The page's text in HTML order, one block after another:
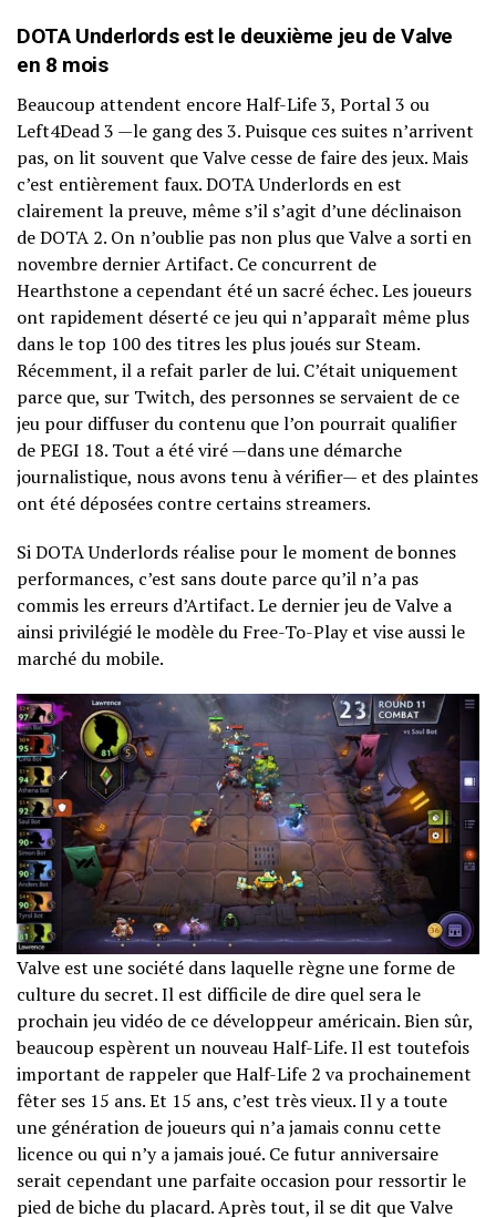
DOTA Underlords est le deuxième jeu de Valve
en 8 mois
Beaucoup attendent encore Half-Life 3, Portal 3 ou
Left4Dead 3 —le gang des 3. Puisque ces suites n’arrivent
pas, on lit souvent que Valve cesse de faire des jeux. Mais
c’est entièrement faux. DOTA Underlords en est
clairement la preuve, même s’il s’agit d’une déclinaison
de DOTA 2. On n’oublie pas non plus que Valve a sorti en
novembre dernier Artifact. Ce concurrent de
Hearthstone a cependant été un sacré échec. Les joueurs
ont rapidement déserté ce jeu qui n’apparaît même plus
dans le top 100 des titres les plus joués sur Steam.
Récemment, il a refait parler de lui. C’était uniquement
parce que, sur Twitch, des personnes se servaient de ce
jeu pour diffuser du contenu que l’on pourrait qualifier
de PEGI 18. Tout a été viré —dans une démarche
journalistique, nous avons tenu à vérifier— et des plaintes
ont été déposées contre certains streamers.
Si DOTA Underlords réalise pour le moment de bonnes
performances, c’est sans doute parce qu’il n’a pas
commis les erreurs d’Artifact. Le dernier jeu de Valve a
ainsi privilégié le modèle du Free-To-Play et vise aussi le
marché du mobile.
Valve est une société dans laquelle règne une forme de
culture du secret. Il est difficile de dire quel sera le
prochain jeu vidéo de ce développeur américain. Bien sûr,
beaucoup espèrent un nouveau Half-Life. Il est toutefois
important de rappeler que Half-Life 2 va prochainement
fêter ses 15 ans. Et 15 ans, c’est très vieux. Il y a toute
une génération de joueurs qui n’a jamais connu cette
licence ou qui n’y a jamais joué. Ce futur anniversaire
serait cependant une parfaite occasion pour ressortir le
pied de biche du placard. Après tout, il se dit que Valve